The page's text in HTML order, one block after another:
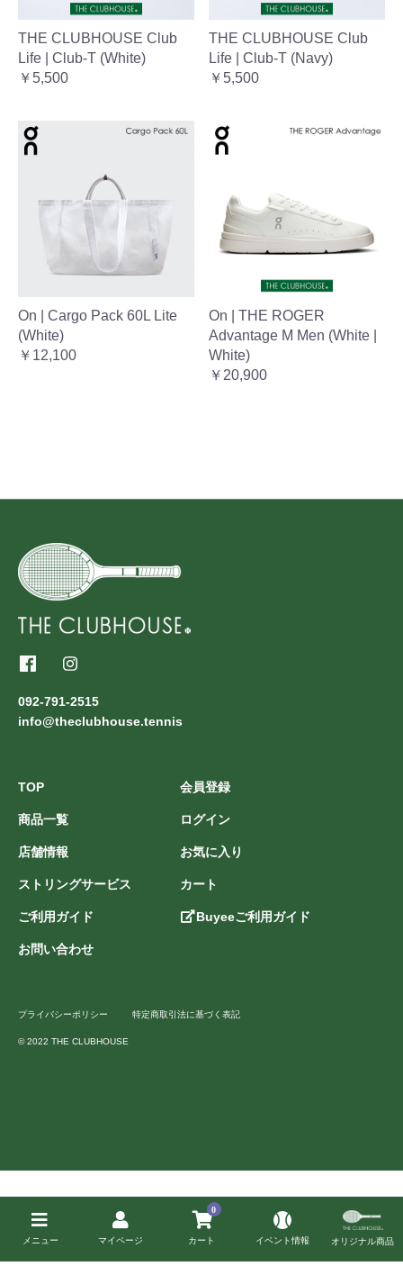
THE CLUBHOUSE Club
Life | Club-T (White)
￥5,500
THE CLUBHOUSE Club
Life | Club-T (Navy)
￥5,500
On | Cargo Pack 60L Lite
(White)
￥12,100
On | THE ROGER
Advantage M Men (White |
White)
￥20,900
092-791-2515
info@theclubhouse.tennis
TOP
商品一覧
店舗情報
ストリングサービス
ご利用ガイド
お問い合わせ
会員登録
ログイン
お気に入り
カート
Buyeeご利用ガイド
プライバシーポリシー 特定商取引法に基づく表記
© 2022 THE CLUBHOUSE
メニュー マイページ
0
カート イベント情報 オリジナル商品